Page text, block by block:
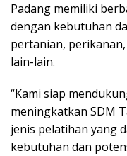
Padang memiliki
dengan kebutuhan
pertanian,
lain-lain.
“Kami siap
meningkatkan SDM
jenis pelatihan yang
kebutuhan dan